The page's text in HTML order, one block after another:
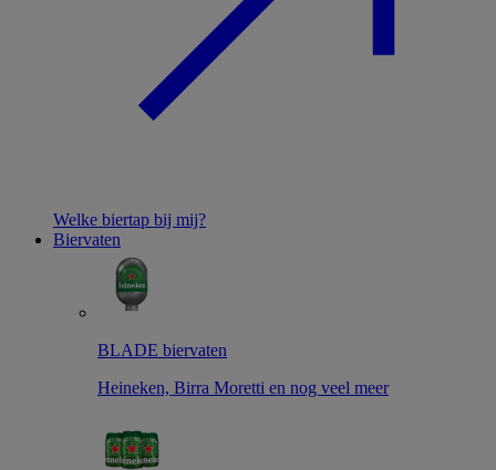
Welke biertap bij mij?
Biervaten
BLADE biervaten
Heineken, Birra Moretti en nog veel meer